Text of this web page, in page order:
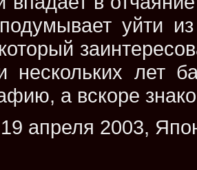
уйти
нескольких лет
а вскоре
апреля 2003,